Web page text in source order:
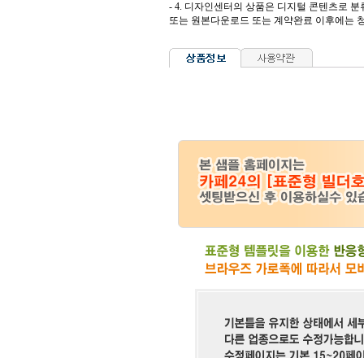
- 4. 디자인센터의 상품은 디지털 콘텐츠로 분
또는 원본다운로드 또는 계약완료 이후에는